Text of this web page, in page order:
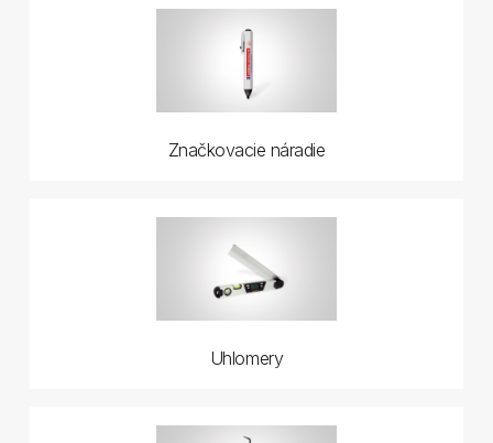
Značkovacie náradie
Uhlomery